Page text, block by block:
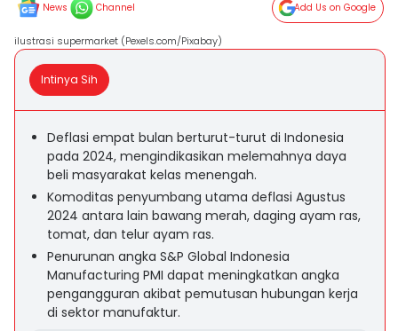
News Channel Add Us on Google
ilustrasi supermarket (Pexels.com/Pixabay)
Intinya Sih
Deflasi empat bulan berturut-turut di Indonesia
pada 2024, mengindikasikan melemahnya daya
beli masyarakat kelas menengah.
Komoditas penyumbang utama deflasi Agustus
2024 antara lain bawang merah, daging ayam ras,
tomat, dan telur ayam ras.
Penurunan angka S&P Global Indonesia
Manufacturing PMI dapat meningkatkan angka
pengangguran akibat pemutusan hubungan kerja
di sektor manufaktur.